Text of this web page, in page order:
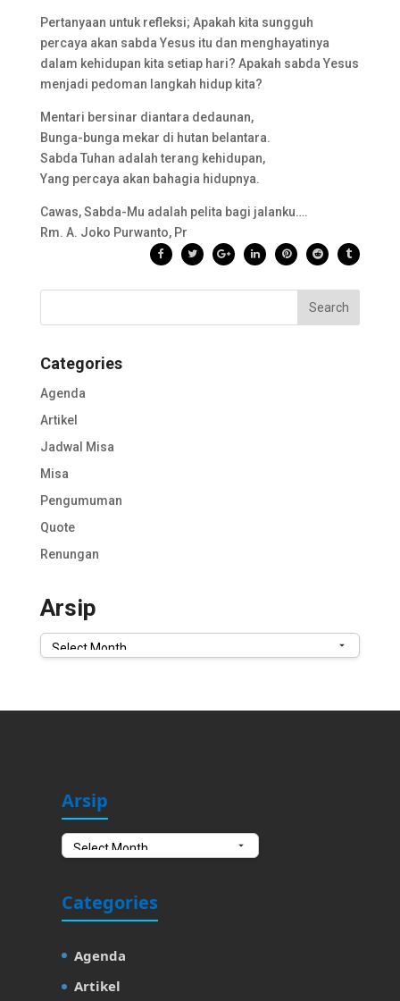
Pertanyaan untuk refleksi; Apakah kita sungguh
percaya akan sabda Yesus itu dan menghayatinya
dalam kehidupan kita setiap hari? Apakah sabda Yesus
menjadi pedoman langkah hidup kita?
Mentari bersinar diantara dedaunan,
Bunga-bunga mekar di hutan belantara.
Sabda Tuhan adalah terang kehidupan,
Yang percaya akan bahagia hidupnya.
Cawas, Sabda-Mu adalah pelita bagi jalanku….
Rm. A. Joko Purwanto, Pr
Categories
Agenda
Artikel
Jadwal Misa
Misa
Pengumuman
Quote
Renungan
Arsip
Arsip
ArsipArsip
Categories
Agenda
Artikel